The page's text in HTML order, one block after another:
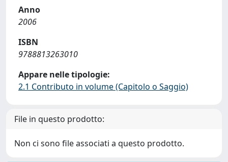
Anno
2006
ISBN
9788813263010
Appare nelle tipologie:
2.1 Contributo in volume (Capitolo o Saggio)
File in questo prodotto:
Non ci sono file associati a questo prodotto.